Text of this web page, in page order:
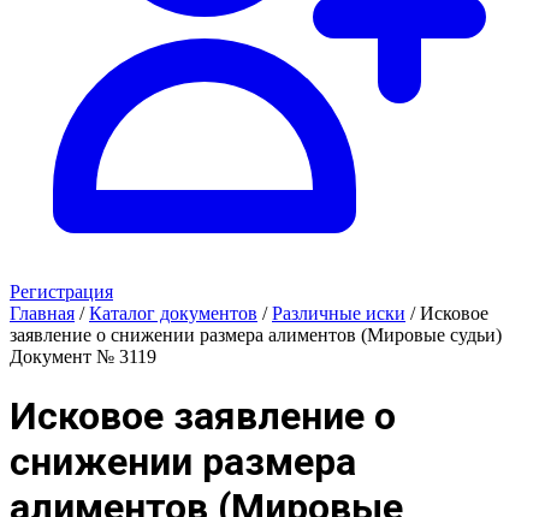
Регистрация
Главная / Каталог документов / Различные иски / Исковое
заявление о снижении размера алиментов (Мировые судьи)
Документ № 3119
Исковое заявление о
снижении размера